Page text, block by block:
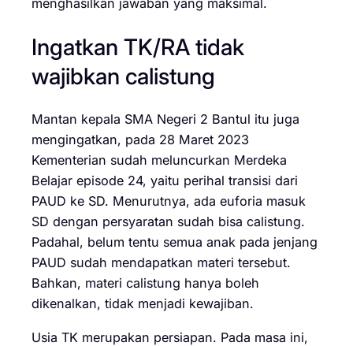
menghasilkan jawaban yang maksimal.
Ingatkan TK/RA tidak
wajibkan calistung
Mantan kepala SMA Negeri 2 Bantul itu juga
mengingatkan, pada 28 Maret 2023
Kementerian sudah meluncurkan Merdeka
Belajar episode 24, yaitu perihal transisi dari
PAUD ke SD. Menurutnya, ada euforia masuk
SD dengan persyaratan sudah bisa calistung.
Padahal, belum tentu semua anak pada jenjang
PAUD sudah mendapatkan materi tersebut.
Bahkan, materi calistung hanya boleh
dikenalkan, tidak menjadi kewajiban.
Usia TK merupakan persiapan. Pada masa ini,